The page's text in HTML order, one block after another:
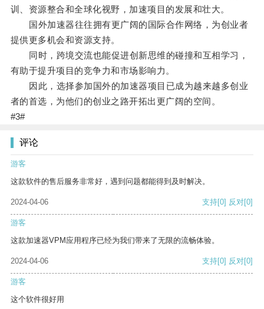
训、资源整合和全球化视野，加速项目的发展和壮大。
国外加速器往往拥有更广阔的国际合作网络，为创业者
提供更多机会和资源支持。
同时，跨境交流也能促进创新思维的碰撞和互相学习，
有助于提升项目的竞争力和市场影响力。
因此，选择参加国外的加速器项目已成为越来越多创业
者的首选，为他们的创业之路开拓出更广阔的空间。
#3#
评论
游客
这款软件的售后服务非常好，遇到问题都能得到及时解决。
2024-04-06 支持[0] 反对[0]
游客
这款加速器VPM应用程序已经为我们带来了无限的流畅体验。
2024-04-06 支持[0] 反对[0]
游客
这个软件很好用